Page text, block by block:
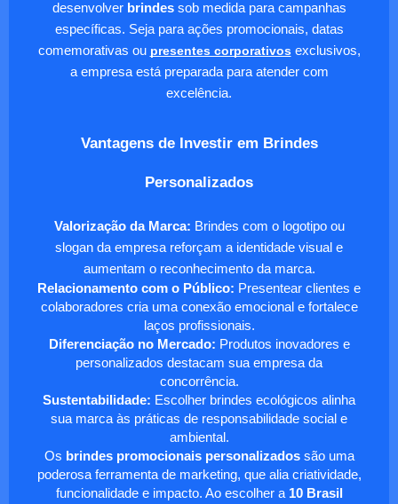
desenvolver brindessob medida para campanhas
específicas. Seja para ações promocionais, datas
comemorativas ou presentes corporativosexclusivos,
a empresa está preparada para atender com
excelência.
Vantagens de Investir em Brindes
Personalizados
Valorização da Marca: Brindes com o logotipo ou
slogan da empresa reforçam a identidade visual e
aumentam o reconhecimento da marca.
Relacionamento com o Público: Presentear clientes e
colaboradores cria uma conexão emocional e fortalece
laços profissionais.
Diferenciação no Mercado: Produtos inovadores e
personalizados destacam sua empresa da
concorrência.
Sustentabilidade: Escolher brindes ecológicos alinha
sua marca às práticas de responsabilidade social e
ambiental.
Os brindes promocionais personalizadossão uma
poderosa ferramenta de marketing, que alia criatividade,
funcionalidade e impacto. Ao escolher a 10 Brasil